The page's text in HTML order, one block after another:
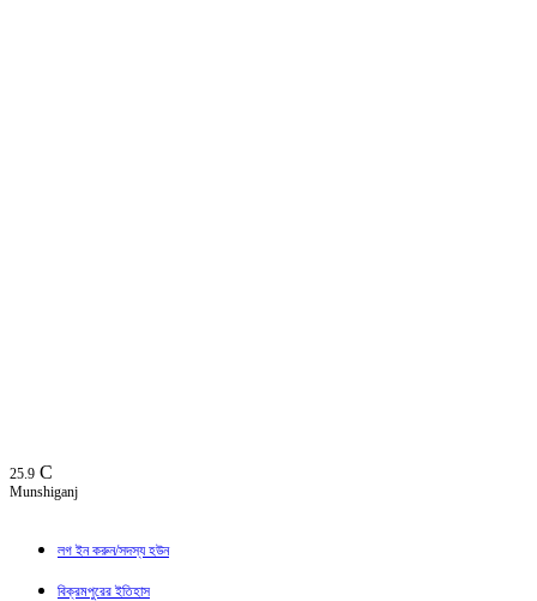
25.9 C
Munshiganj
লগ ইন করুন/সদস্য হউন
বিক্রমপুরের ইতিহাস